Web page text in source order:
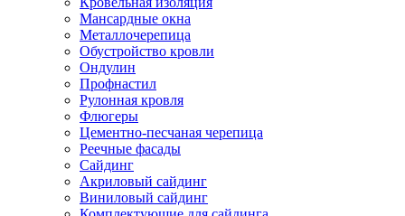
Мансардные окна
Металлочерепица
Обустройство кровли
Ондулин
Профнастил
Рулонная кровля
Флюгеры
Цементно-песчаная черепица
Реечные фасады
Сайдинг
Акриловый сайдинг
Виниловый сайдинг